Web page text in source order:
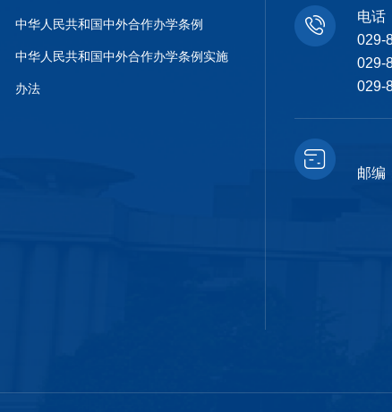
中华人民共和国中外合作办学条例
中华人民共和国中外合作办学条例实施
办法
电话
029-
029-
029-
邮编